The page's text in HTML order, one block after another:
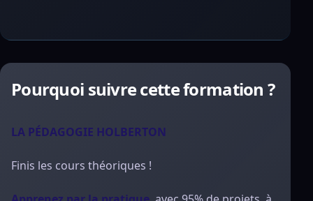
Pourquoi suivre cette formation ?
LA PÉDAGOGIE HOLBERTON
Finis les cours théoriques !